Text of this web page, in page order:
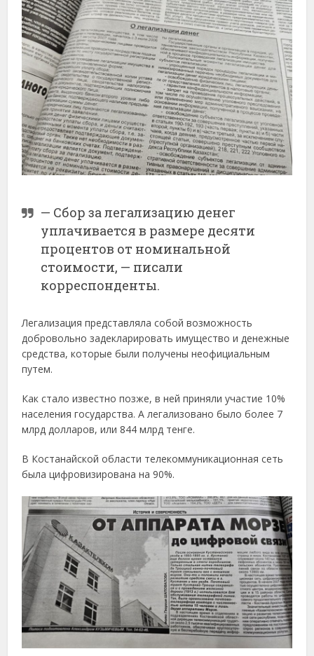
— Сбор за легализацию денег
уплачивается в размере десяти
процентов от номинальной
стоимости, — писали
корреспонденты.
Легализация представляла собой возможность
добровольно задекларировать имущество и денежные
средства, которые были получены неофициальным
путем.
Как стало известно позже, в ней приняли участие 10%
населения государства. А легализовано было более 7
млрд долларов, или 844 млрд тенге.
В Костанайской области телекоммуникационная сеть
была цифровизирована на 90%.